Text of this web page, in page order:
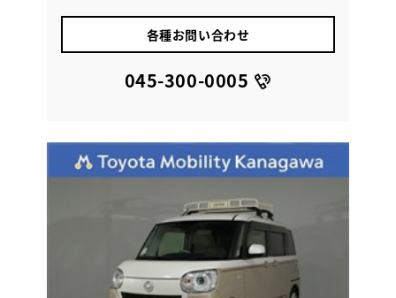
各種お問い合わせ
045-300-0005